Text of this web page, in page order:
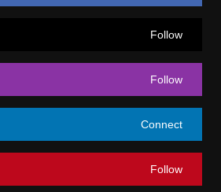
Follow
Follow
Connect
Follow